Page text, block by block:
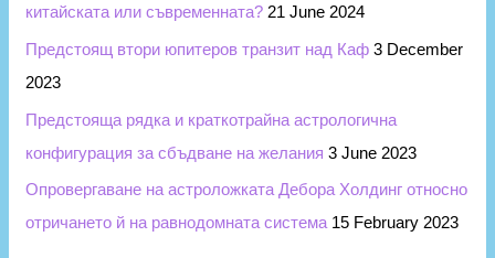
китайската или съвременната? 21 June 2024
Предстоящ втори юпитеров транзит над Каф 3 December
2023
Предстояща рядка и краткотрайна астрологична
конфигурация за сбъдване на желания 3 June 2023
Опровергаване на астроложката Дебора Холдинг относно
отричането й на равнодомната система 15 February 2023